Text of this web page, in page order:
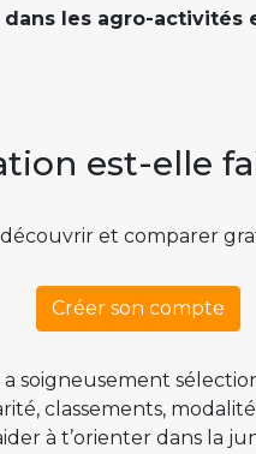
les agro-activités
est-elle
et comparer
Créer son compte
soigneusement
classements,
à t’orienter dans la